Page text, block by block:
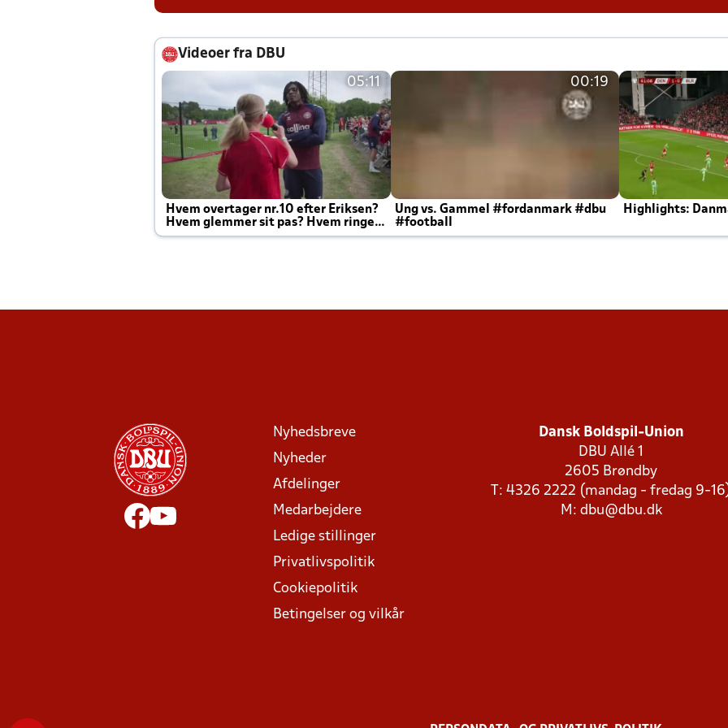
Videoer fra DBU
05:11
Hvem overtager nr.10 efter Eriksen?
Hvem glemmer sit pas? Hvem ringer
Joachim altid til efter kampe?
00:19
Ung vs. Gammel #fordanmark #dbu
#football
Highlights:
Nyhedsbreve
Nyheder
Afdelinger
Medarbejdere
Ledige stillinger
Privatlivspolitik
Cookiepolitik
Betingelser og vilkår
Dansk Boldspil-Union
DBU Allé 1
2605 Brøndby
T: 4326 2222 (mandag - fredag 9-
M: dbu@dbu.dk